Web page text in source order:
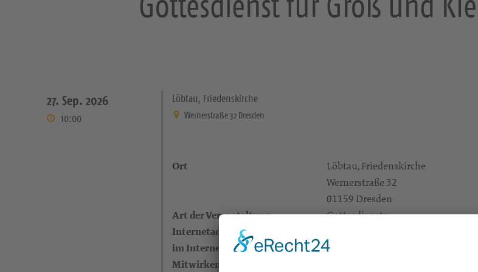
27. Sep. 2026
10:00
Löbtau, Friedenskirche
Wernerstraße 32 Dresden
Ort
Löbtau, Friedenskirche
Wernerstraße 32
01159 Dresden
Art der Veranstaltung Gottesdienste
Internetadresse (eigene Infos
im Internet)
https://
erntedank
Mitwirkende